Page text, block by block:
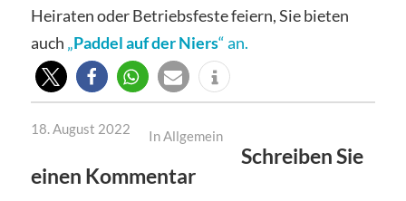
Heiraten oder Betriebsfeste feiern, Sie bieten
auch „Paddel auf der Niers“ an.
18. August 2022 InAllgemein
Schreiben Sie
einen Kommentar